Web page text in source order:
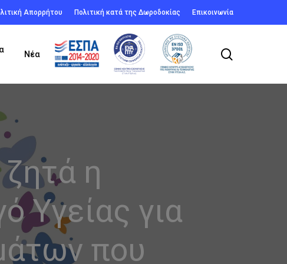
Απορρήτου Πολιτική κατά της Δωροδοκίας Επικοινωνία
Νέα
η
Υγείας για
που